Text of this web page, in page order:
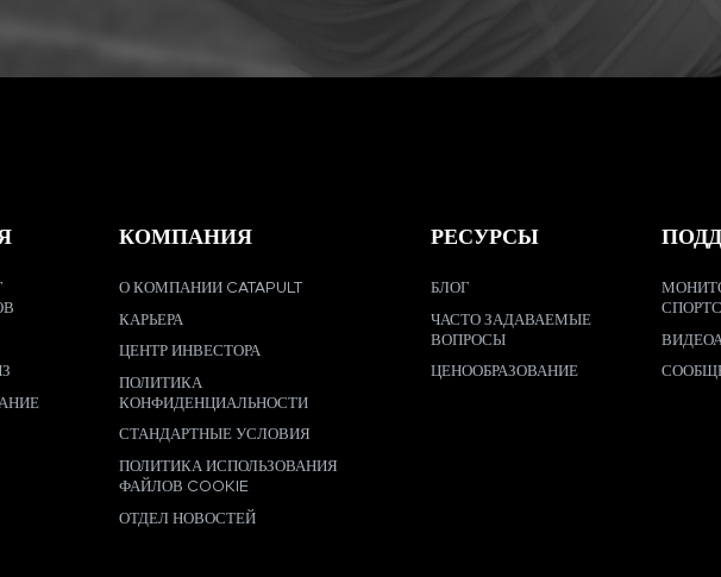
КОМПАНИЯ
О КОМПАНИИ CATAPULT
КАРЬЕРА
ЦЕНТР ИНВЕСТОРА
ПОЛИТИКА
КОНФИДЕНЦИАЛЬНОСТИ
СТАНДАРТНЫЕ УСЛОВИЯ
ПОЛИТИКА ИСПОЛЬЗОВАНИЯ
ФАЙЛОВ COOKIE
ОТДЕЛ НОВОСТЕЙ
РЕСУРСЫ
БЛОГ
ЧАСТО ЗАДАВАЕМЫЕ
ВОПРОСЫ
ЦЕНООБРАЗОВАНИЕ